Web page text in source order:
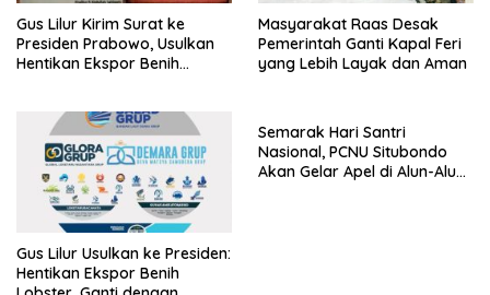
Gus Lilur Kirim Surat ke
Presiden Prabowo, Usulkan
Hentikan Ekspor Benih
Masyarakat Raas Desak
Pemerintah Ganti Kapal Feri
yang Lebih Layak dan Aman
Gus Lilur Usulkan ke Presiden:
Hentikan Ekspor Benih
Semarak Hari Santri
Nasional, PCNU Situbondo
Akan Gelar Apel di Alun-Alun